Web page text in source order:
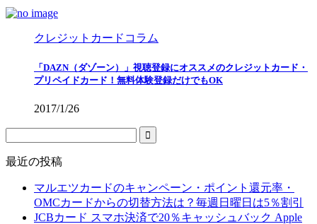
クレジットカードコラム
「DAZN（ダゾーン）」視聴登録にオススメのクレジットカード・
プリペイドカード！無料体験登録だけでもOK
2017/1/26
最近の投稿
マルエツカードのキャンペーン・ポイント還元率・
OMCカードからの切替方法は？毎週日曜日は5％割引
JCBカード スマホ決済で20％キャッシュバック Apple